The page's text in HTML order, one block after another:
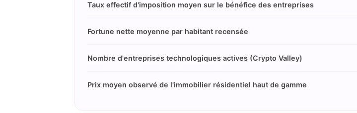
Taux effectif d'imposition moyen sur le bénéfice des entreprises
Fortune nette moyenne par habitant recensée
Nombre d'entreprises technologiques actives (Crypto Valley)
Prix moyen observé de l'immobilier résidentiel haut de gamme